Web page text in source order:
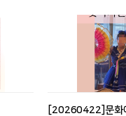
[20260422]문화